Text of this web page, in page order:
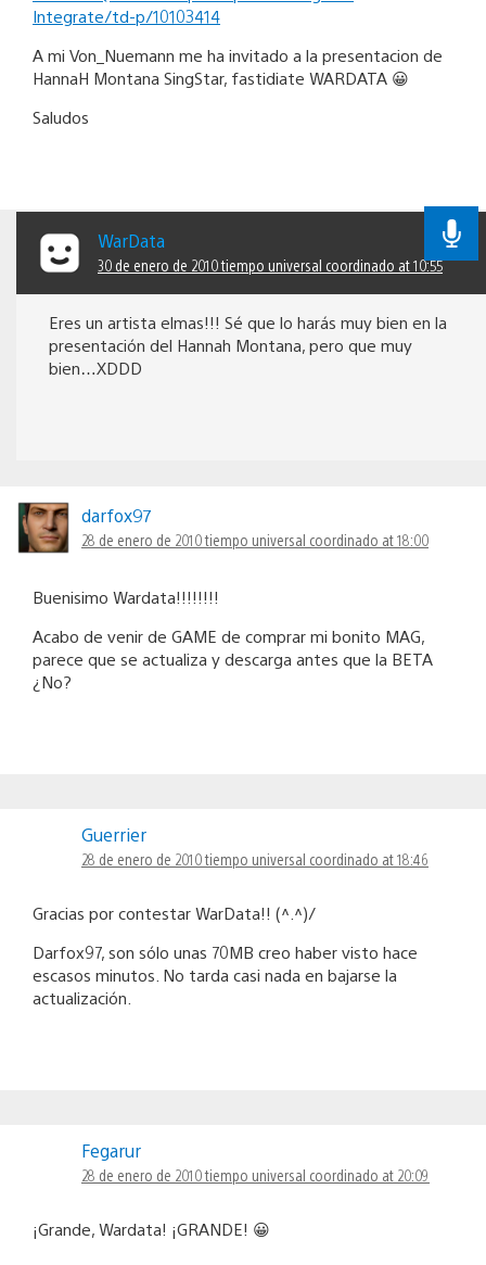
Integrate/td-p/10103414
A mi Von_Nuemann me ha invitado a la presentacion de
HannaH Montana SingStar, fastidiate WARDATA 😀
Saludos
WarData
30 de enero de 2010 tiempo universal coordinado at 10:55
Eres un artista elmas!!! Sé que lo harás muy bien en la
presentación del Hannah Montana, pero que muy
bien…XDDD
darfox97
28 de enero de 2010 tiempo universal coordinado at 18:00
Buenisimo Wardata!!!!!!!!
Acabo de venir de GAME de comprar mi bonito MAG,
parece que se actualiza y descarga antes que la BETA
¿No?
Guerrier
28 de enero de 2010 tiempo universal coordinado at 18:46
Gracias por contestar WarData!! (^.^)/
Darfox97, son sólo unas 70MB creo haber visto hace
escasos minutos. No tarda casi nada en bajarse la
actualización.
Fegarur
28 de enero de 2010 tiempo universal coordinado at 20:09
¡Grande, Wardata! ¡GRANDE! 😀